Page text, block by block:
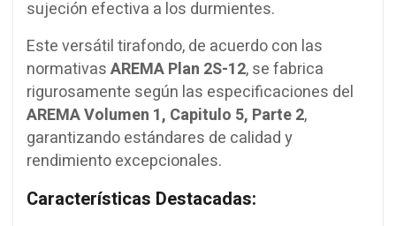
sujeción efectiva a los durmientes.
Este versátil tirafondo, de acuerdo con las
normativasAREMA Plan 2S-12, se fabrica
rigurosamente según las especificaciones del
AREMA Volumen 1, Capitulo 5, Parte 2,
garantizando estándares de calidad y
rendimiento excepcionales.
Características Destacadas: